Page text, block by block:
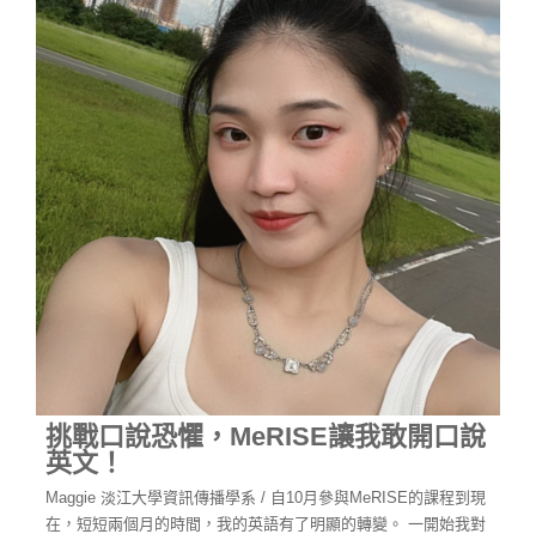
挑戰口說恐懼，MeRISE讓我敢開口說
英文！
Maggie 淡江大學資訊傳播學系 / 自10月參與MeRISE的課程到現
在，短短兩個月的時間，我的英語有了明顯的轉變。 一開始我對